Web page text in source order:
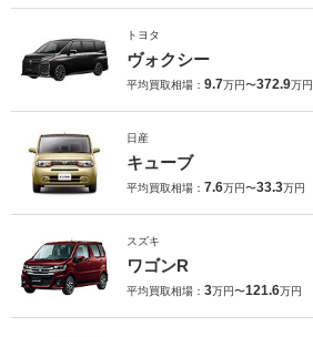
トヨタ
ヴォクシー
平均買取相場： 9.7万円〜372.9万円
日産
キューブ
平均買取相場： 7.6万円〜33.3万円
スズキ
ワゴンR
平均買取相場： 3万円〜121.6万円